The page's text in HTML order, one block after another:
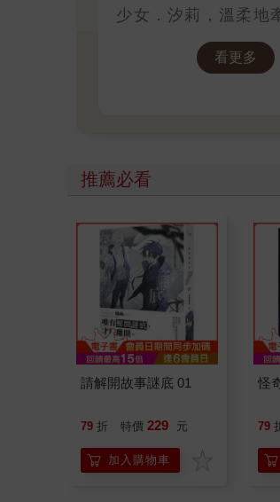
少女．汐莉，溫柔地
城鎮獨居的女高中生
手，對她這麼說。
看更多
推薦必看
請解開故事謎底 01
79 折 特價 229 元
加入購物車
怪
79